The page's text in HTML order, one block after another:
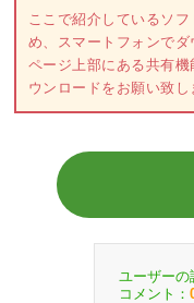
ここで紹介しているソ
め、スマートフォンでダ
ページ上部にある共有
ウンロードをお願い致し
ユーザーの
コメント：